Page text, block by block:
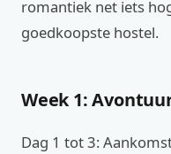
romantiek net iets
goedkoopste hostel.
Week 1:
Dag 1 tot 3: